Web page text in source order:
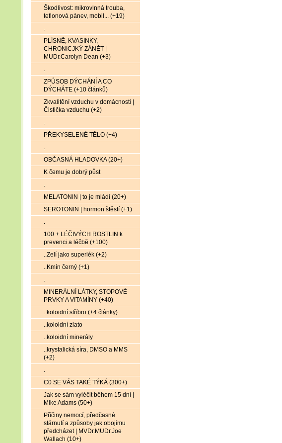
Škodlivost: mikrovlnná trouba,
teflonová pánev, mobil... (+19)
.
PLÍSNĚ, KVASINKY,
CHRONICJKÝ ZÁNĚT |
MUDr.Carolyn Dean (+3)
.
ZPŮSOB DÝCHÁNÍ A CO
DÝCHÁTE (+10 článků)
Zkvalitění vzduchu v domácnosti |
Čistička vzduchu (+2)
.
PŘEKYSELENÉ TĚLO (+4)
.
OBČASNÁ HLADOVKA (20+)
K čemu je dobrý půst
.
MELATONIN | to je mládí (20+)
SEROTONIN | hormon štěstí (+1)
.
100 + LÉČIVÝCH ROSTLIN k
prevenci a léčbě (+100)
..Zelí jako superlék (+2)
..Kmín černý (+1)
.
MINERÁLNÍ LÁTKY, STOPOVÉ
PRVKY A VITAMÍNY (+40)
..koloidní stříbro (+4 články)
..koloidní zlato
..koloidní minerály
..krystalická síra, DMSO a MMS
(+2)
.
C0 SE VÁS TAKÉ TÝKÁ (300+)
Jak se sám vyléčit během 15 dní |
Mike Adams (50+)
Příčiny nemocí, předčasné
stárnutí a způsoby jak obojímu
předcházet | MVDr.MUDr.Joe
Wallach (10+)